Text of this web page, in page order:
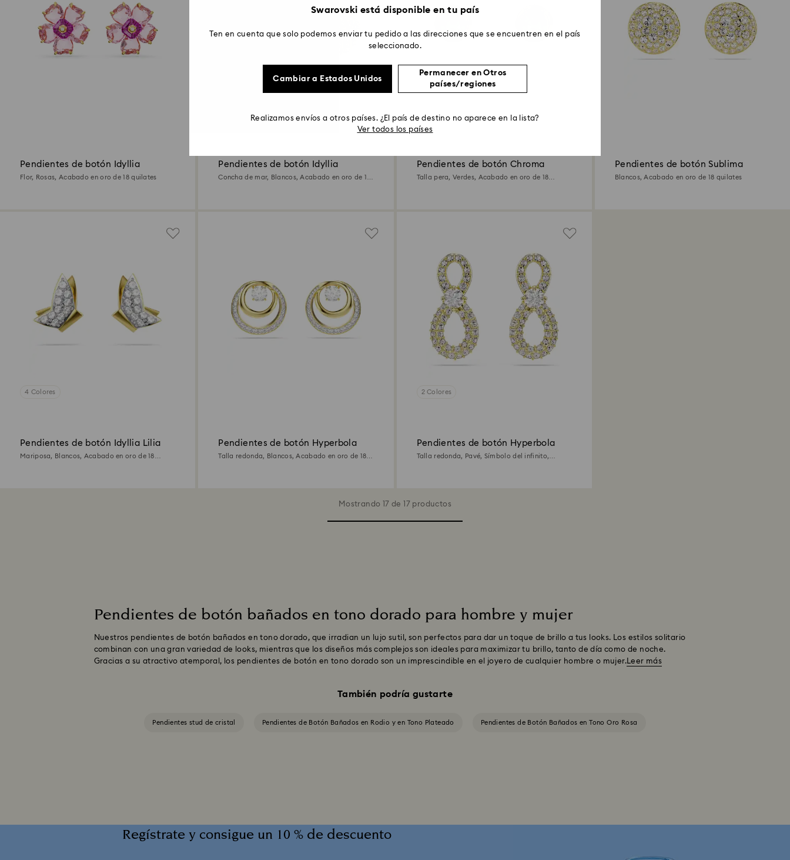
Pendientes de botón Idyllia
Flor, Rosas, Acabado en oro de 18 quilates
Pendientes de botón Idyllia
Concha de mar, Blancos, Acabado en oro de 18
Pendientes de botón Chroma
Talla pera, Verdes, Acabado en oro de 18
Pendientes de botón Sublima
Blancos, Acabado en oro de 18 quilates
4 Colores
Pendientes de botón Idyllia Lilia
Mariposa, Blancos, Acabado en oro de 18
Pendientes de botón Hyperbola
Talla redonda, Blancos, Acabado en oro de 18
2 Colores
Pendientes de botón Hyperbola
Talla redonda, Pavé, Símbolo del infinito,
Mostrando 17 de 17 productos
Pendientes de botón bañados en tono dorado para hombre y mujer
Nuestros pendientes de botón bañados en tono dorado, que irradian un lujo sutil, son perfectos para dar un toque de brillo a tus looks. Los estilos solitario
combinan con una gran variedad de looks, mientras que los diseños más complejos son ideales para maximizar tu brillo, tanto de día como de noche.
Gracias a su atractivo atemporal, los pendientes de botón en tono dorado son un imprescindible en el joyero de cualquier hombre o mujer.Leer más
También podría gustarte
Pendientes stud de cristal Pendientes de Botón Bañados en Rodio y en Tono Plateado Pendientes de Botón Bañados en Tono Oro Rosa
Regístrate y consigue un 10 % de descuento
Swarovski está disponible en tu país
Ten en cuenta que solo podemos enviar tu pedido a las direcciones que se encuentren en el país
seleccionado.
Cambiar a Estados Unidos
Permanecer en Otros
países/regiones
Realizamos envíos a otros países. ¿El país de destino no aparece en la lista?
Ver todos los países